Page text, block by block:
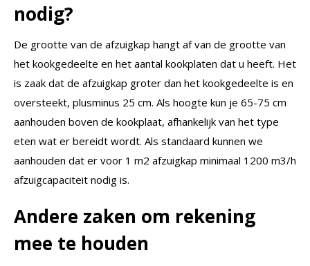
nodig?
De grootte van de afzuigkap hangt af van de grootte van
het kookgedeelte en het aantal kookplaten dat u heeft. Het
is zaak dat de afzuigkap groter dan het kookgedeelte is en
oversteekt, plusminus 25 cm. Als hoogte kun je 65-75 cm
aanhouden boven de kookplaat, afhankelijk van het type
eten wat er bereidt wordt. Als standaard kunnen we
aanhouden dat er voor 1 m2 afzuigkap minimaal 1200 m3/h
afzuigcapaciteit nodig is.
Andere zaken om rekening
mee te houden